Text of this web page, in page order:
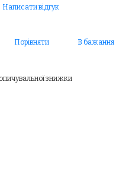
Написати відгук
Порівняти В бажання
знижки